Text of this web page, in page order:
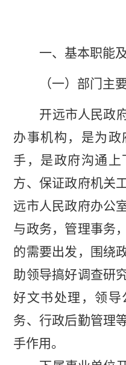
一、基本职能
（一）部门主
开远市人民政
办事机构，是为
手，是政府沟通
方、保证政府机关
远市人民政府办公
与政务，管理事务
的需要出发，围绕
助领导搞好调查研
好文书处理，领
务、行政后勤管理
手作用。